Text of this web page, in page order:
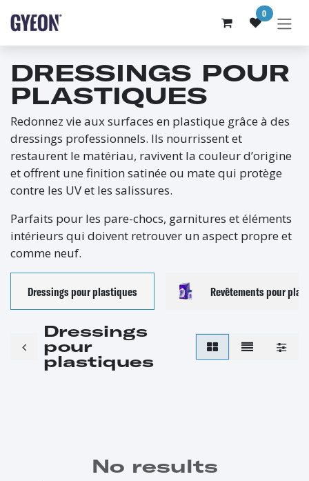
0
DRESSINGS POUR
PLASTIQUES
Redonnez vie aux surfaces en plastique grâce à des
dressings professionnels. Ils nourrissent et
restaurent le matériau, ravivent la couleur d’origine
et offrent une finition satinée ou mate qui protège
contre les UV et les salissures.
Parfaits pour les pare-chocs, garnitures et éléments
intérieurs qui doivent retrouver un aspect propre et
comme neuf.
Dressings pour plastiques Revêtements pour
Dressings
pour
plastiques
No results